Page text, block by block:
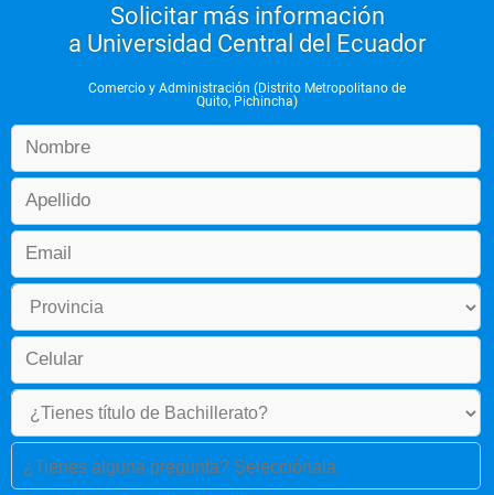
Solicitar más información
a Universidad Central del Ecuador
Comercio y Administración (Distrito Metropolitano de
Quito, Pichincha)
¿Tienes alguna pregunta? Selecciónala